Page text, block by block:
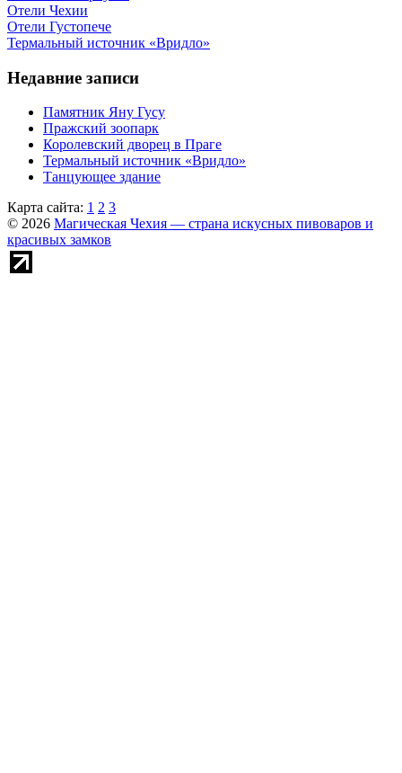
Отели Чехии
Отели Густопече
Термальный источник «Вридло»
Недавние записи
Памятник Яну Гусу
Пражский зоопарк
Королевский дворец в Праге
Термальный источник «Вридло»
Танцующее здание
Карта сайта: 1 2 3
© 2026 Магическая Чехия — страна искусных пивоваров и
красивых замков